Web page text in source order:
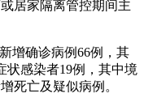
居家隔离管控期间主
增确诊病例66例，其
状感染者19例，其中境
死亡及疑似病例。